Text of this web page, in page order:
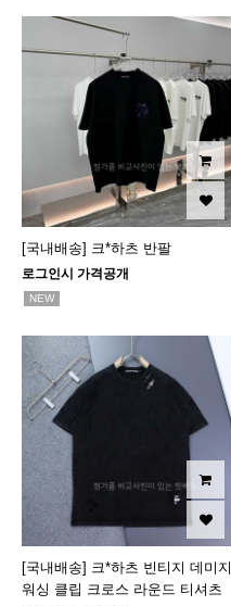
[국내배송] 크*하츠 반팔
로그인시 가격공개
NEW
[국내배송] 크*하츠 빈티지 데미지
워싱 클립 크로스 라운드 티셔츠